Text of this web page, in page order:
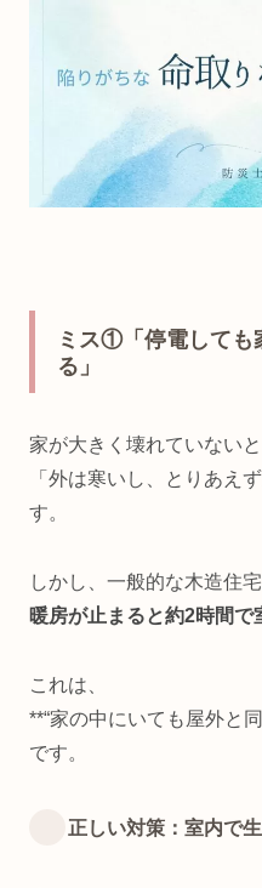
ミス①「停電しても
る」
家が大きく壊れていないと
「外は寒いし、とりあえ
す。
しかし、一般的な木造住宅
暖房が止まると約2時間で
これは、
**“家の中にいても屋外と
です。
正しい対策：室内で